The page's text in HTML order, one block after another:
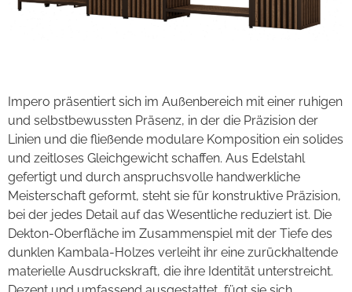
Impero präsentiert sich im Außenbereich mit einer ruhigen
und selbstbewussten Präsenz, in der die Präzision der
Linien und die fließende modulare Komposition ein solides
und zeitloses Gleichgewicht schaffen. Aus Edelstahl
gefertigt und durch anspruchsvolle handwerkliche
Meisterschaft geformt, steht sie für konstruktive Präzision,
bei der jedes Detail auf das Wesentliche reduziert ist. Die
Dekton-Oberfläche im Zusammenspiel mit der Tiefe des
dunklen Kambala-Holzes verleiht ihr eine zurückhaltende
materielle Ausdruckskraft, die ihre Identität unterstreicht.